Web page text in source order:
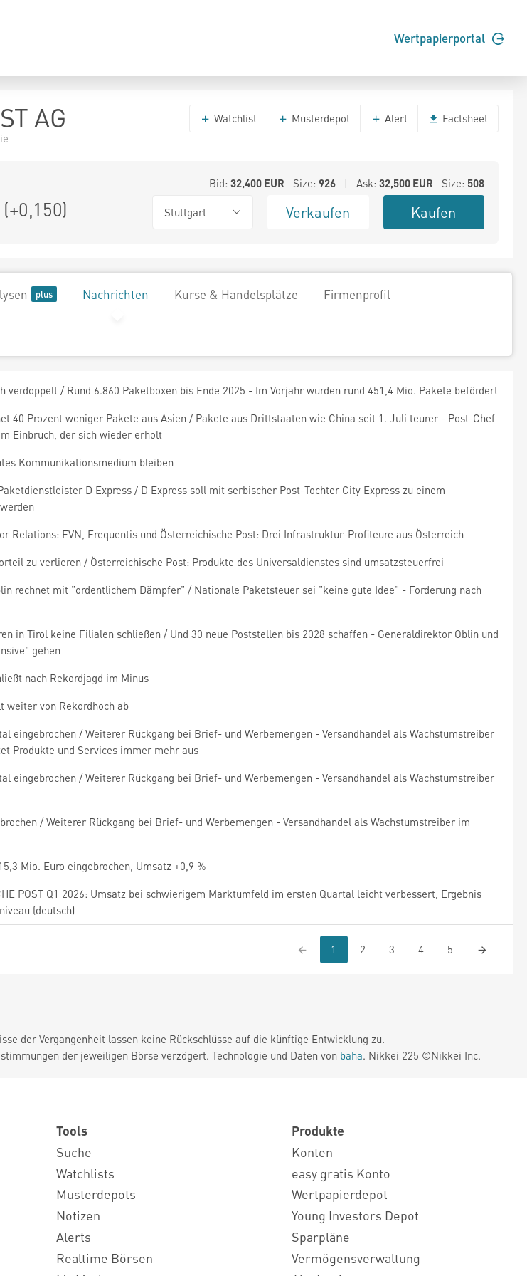
Wertpapierportal
AG Watchlist Musterdepot Alert Factsheet
Bid: 32,400EUR Size: 926| Ask: 32,500EUR Size: 508
(+0,150) Stuttgart Verkaufen Kaufen
Nachrichten Kurse & Handelsplätze Firmenprofil
verdoppelt / Rund 6.860 Paketboxen bis Ende 2025 - Im Vorjahr wurden rund 451,4 Mio. Pakete befördert
40 Prozent weniger Pakete aus Asien / Pakete aus Drittstaaten wie China seit 1. Juli teurer - Post-Chef
Einbruch, der sich wieder erholt
Kommunikationsmedium bleiben
D Express / D Express soll mit serbischer Post-Tochter City Express zu einem
Relations: EVN, Frequentis und Österreichische Post: Drei Infrastruktur-Profiteure aus Österreich
zu verlieren / Österreichische Post: Produkte des Universaldienstes sind umsatzsteuerfrei
rechnet mit "ordentlichem Dämpfer" / Nationale Paketsteuer sei "keine gute Idee" - Forderung nach
in Tirol keine Filialen schließen / Und 30 neue Poststellen bis 2028 schaffen - Generaldirektor Oblin und
gehen
nach Rekordjagd im Minus
weiter von Rekordhoch ab
eingebrochen / Weiterer Rückgang bei Brief- und Werbemengen - Versandhandel als Wachstumstreiber
Produkte und Services immer mehr aus
eingebrochen / Weiterer Rückgang bei Brief- und Werbemengen - Versandhandel als Wachstumstreiber
/ Weiterer Rückgang bei Brief- und Werbemengen - Versandhandel als Wachstumstreiber im
Mio. Euro eingebrochen, Umsatz +0,9 %
POST Q1 2026: Umsatz bei schwierigem Marktumfeld im ersten Quartal leicht verbessert, Ergebnis
(deutsch)
1 2 3 4 5
der Vergangenheit lassen keine Rückschlüsse auf die künftige Entwicklung zu.
der jeweiligen Börse verzögert. Technologie und Daten von baha. Nikkei 225 ©Nikkei Inc.
Tools
Suche
Watchlists
Musterdepots
Notizen
Alerts
Realtime Börsen
Produkte
Konten
easy gratis Konto
Wertpapierdepot
Young Investors Depot
Sparpläne
Vermögensverwaltung